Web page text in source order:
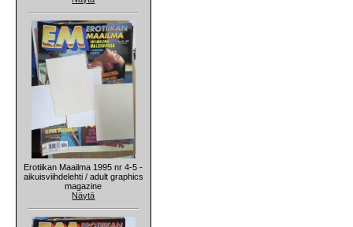
Erotiikan Maailma 1995 nr 4-5 -
aikuisviihdelehti / adult graphics
magazine
Näytä